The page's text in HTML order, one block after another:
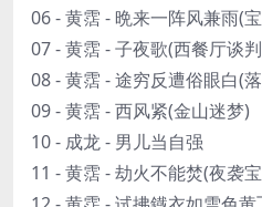
06 - 黄霑 - 晩来一阵风兼雨(
07 - 黄霑 - 子夜歌(西餐厅谈
08 - 黄霑 - 途穷反遭俗眼白(
09 - 黄霑 - 西风紧(金山迷梦)
10 - 成龙 - 男儿当自强
11 - 黄霑 - 劫火不能焚(夜袭